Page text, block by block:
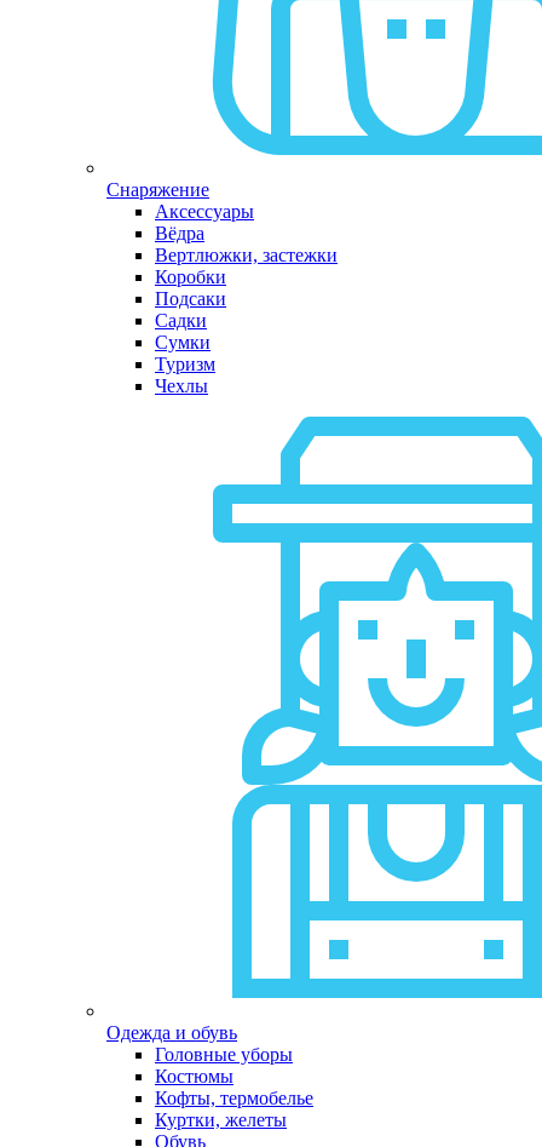
Снаряжение
Аксессуары
Вёдра
Вертлюжки, застежки
Коробки
Подсаки
Садки
Сумки
Туризм
Чехлы
Одежда и обувь
Головные уборы
Костюмы
Кофты, термобелье
Куртки, желеты
Обувь